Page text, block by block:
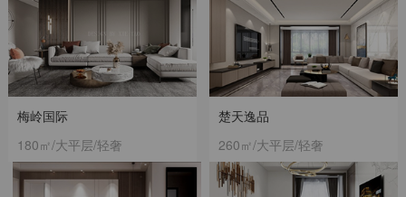
梅岭国际
180㎡/大平层/轻奢
楚天逸品
260㎡/大平层/轻奢